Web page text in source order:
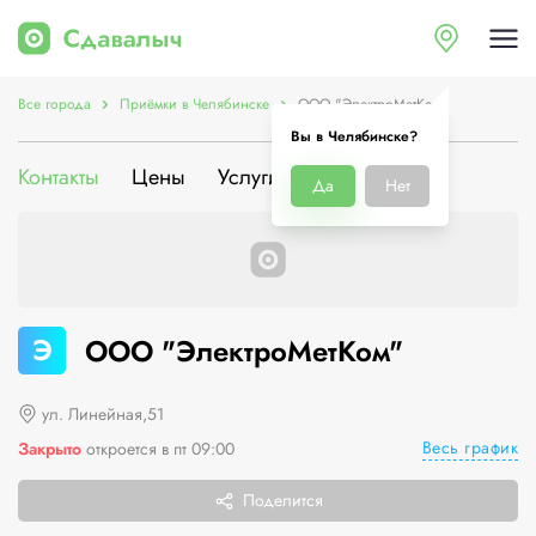
Вы в Челябинске?
Да Нет
Все города Приёмки в Челябинске ООО "ЭлектроМетКом"
Контакты Цены Услуги О компании
Э ООО "ЭлектроМетКом"
ул. Линейная,51
Закрыто откроется в пт 09:00 Весь график
Поделится